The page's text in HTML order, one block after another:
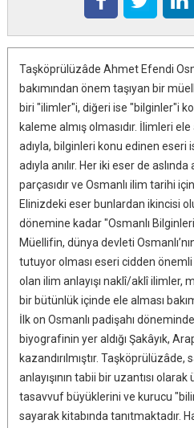
Taşköprülüzâde Ahmet Efendi
bakımından önem taşıyan bir
biri "ilimler"i, diğeri ise "bilginler"i
kaleme almış olmasıdır. İlimleri
adıyla, bilginleri konu edinen eseri
adıyla anılır. Her iki eser de
parçasıdır ve Osmanlı ilim tarihi
Elinizdeki eser bunlardan ikincisi
dönemine kadar "Osmanlı
Müellifin, dünya devleti
tutuyor olması eseri cidden önemli
olan ilim anlayışı naklî/aklî ilimler,
bir bütünlük içinde ele alması
İlk on Osmanlı padişahı
biyografinin yer aldığı Şakâyık,
kazandırılmıştır.
anlayışının tabii bir uzantısı
tasavvuf büyüklerini ve kurucu
sayarak kitabında tanıtmaktadır.